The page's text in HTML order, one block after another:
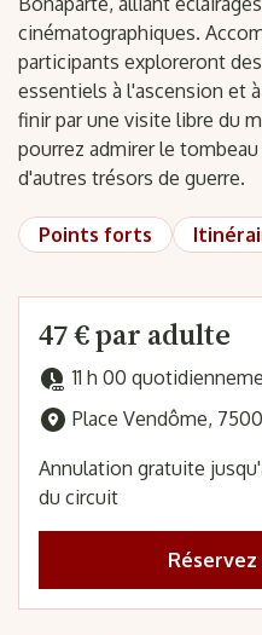
cinématographiques.
participants exploreront
essentiels à l'ascension et
finir par une visite libre du
pourrez admirer le
d'autres trésors de guerre.
Points forts
47 € par adulte
11 h 00
Place Vendôme,
Annulation gratuite
du circuit